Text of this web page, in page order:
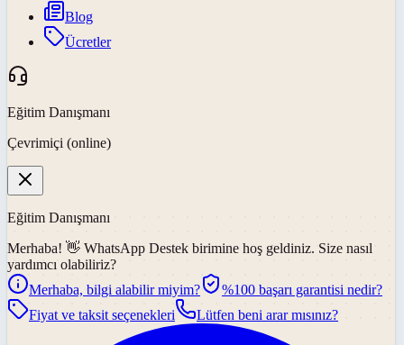
Blog
Ücretler
Eğitim Danışmanı
Çevrimiçi (online)
Eğitim Danışmanı
Merhaba! 👋 WhatsApp Destek birimine hoş geldiniz. Size nasıl
yardımcı olabiliriz?
Merhaba, bilgi alabilir miyim?
%100 başarı garantisi nedir?
Fiyat ve taksit seçenekleri
Lütfen beni arar mısınız?